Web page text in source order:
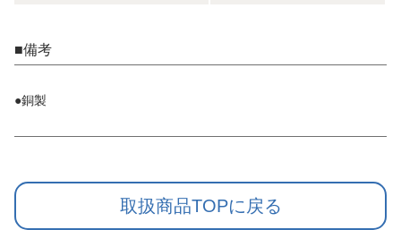
■備考
●銅製
取扱商品TOPに戻る